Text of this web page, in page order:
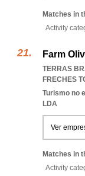
Matches in
Activity
Farm
TERRAS
FRECHES
Turismo no
LDA
Ver
Matches in
Activity